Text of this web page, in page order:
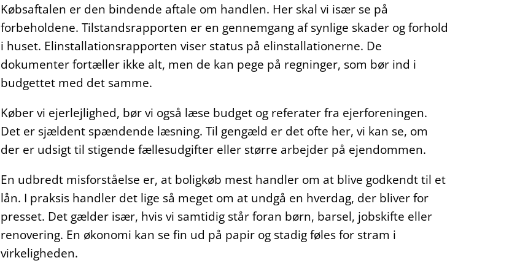
Købsaftalen er den bindende aftale om handlen. Her skal vi især se på
forbeholdene. Tilstandsrapporten er en gennemgang af synlige skader og forhold
i huset. Elinstallationsrapporten viser status på elinstallationerne. De
dokumenter fortæller ikke alt, men de kan pege på regninger, som bør ind i
budgettet med det samme.
Køber vi ejerlejlighed, bør vi også læse budget og referater fra ejerforeningen.
Det er sjældent spændende læsning. Til gengæld er det ofte her, vi kan se, om
der er udsigt til stigende fællesudgifter eller større arbejder på ejendommen.
En udbredt misforståelse er, at boligkøb mest handler om at blive godkendt til et
lån. I praksis handler det lige så meget om at undgå en hverdag, der bliver for
presset. Det gælder især, hvis vi samtidig står foran børn, barsel, jobskifte eller
renovering. En økonomi kan se fin ud på papir og stadig føles for stram i
virkeligheden.